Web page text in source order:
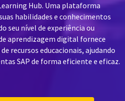
Hub. Uma plataforma
habilidades e conhecimentos
seu nível de experiência ou
aprendizagem digital fornece
recursos educacionais, ajudando
SAP de forma eficiente e eficaz.